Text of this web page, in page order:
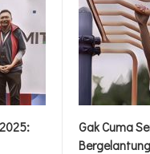
Gak Cuma